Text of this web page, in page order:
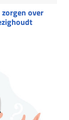
over